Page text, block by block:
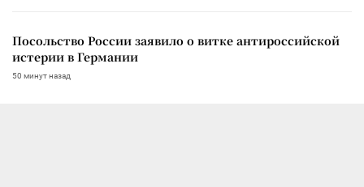
Посольство России заявило о витке антироссийской
истерии в Германии
50 минут назад